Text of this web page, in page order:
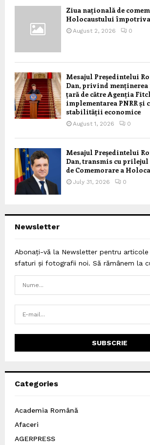
Ziua națională de
Holocaustului
August 2, 2026 0
Mesajul Președintelui
Dan, privind
țară de către Agenția
implementarea PNRR și
stabilității economice
August 1, 2026 0
Mesajul Președintelui
Dan, transmis cu
de Comemorare a
July 31, 2026 0
Newsletter
Abonați-vă la Newsletter pentru
sfaturi și fotografii noi. Să rămânem la
Categories
Academia Română
Afaceri
AGERPRESS